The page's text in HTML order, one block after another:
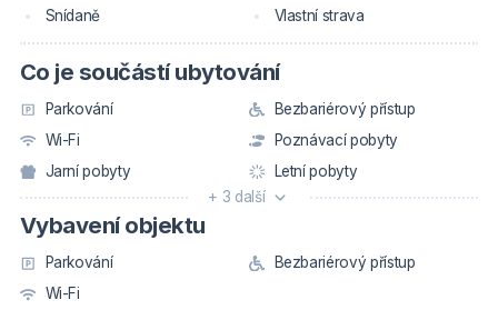
Snídaně Vlastní strava
Co je součástí ubytování
Parkování
Bezbariérový přístup
Wi-Fi
Poznávací pobyty
Jarní pobyty
Letní pobyty
+ 3 další
Vybavení objektu
Parkování
Bezbariérový přístup
Wi-Fi